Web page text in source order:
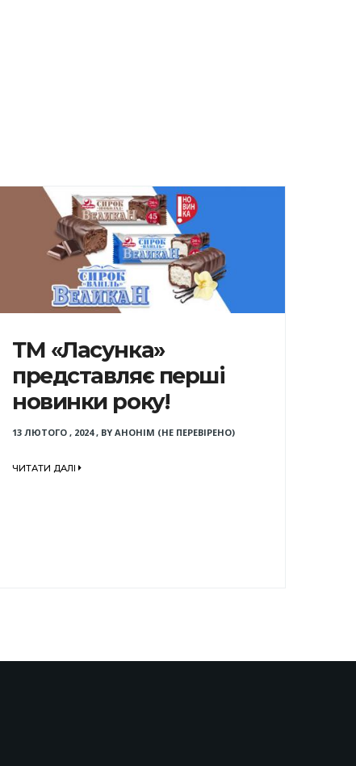
ТМ «Ласунка»
представляє перші
новинки року!
13 ЛЮТОГО , 2024, BY АНОНІМ (НЕ ПЕРЕВІРЕНО)
ЧИТАТИ ДАЛІ